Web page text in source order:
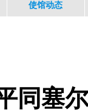
使馆动态
同塞